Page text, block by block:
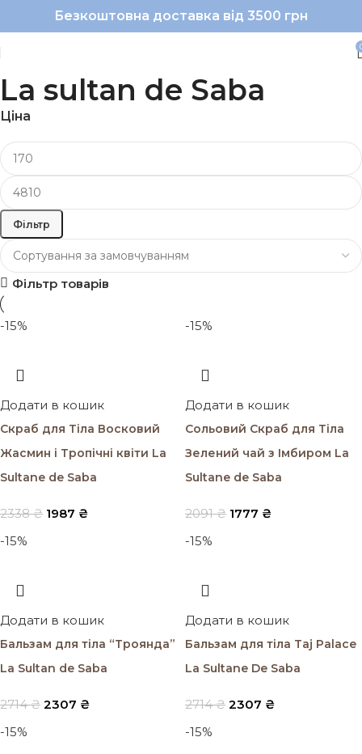
Безкоштовна доставка від 3500 грн
La sultan de Saba
Ціна
Фільтр
Фільтр товарів
-15%
Додати в кошик
Cкраб для Тіла Восковий
Жасмин і Тропічні квіти La
Sultane de Saba
2338₴ 1987 ₴
-15%
Додати в кошик
Cольовий Cкраб для Тіла
Зелений чай з Імбиром La
Sultane de Saba
2091₴ 1777 ₴
-15%
Додати в кошик
Бальзам для тіла “Троянда”
La Sultan de Saba
2714₴ 2307 ₴
-15%
Додати в кошик
Бальзам для тіла Taj Palace
La Sultane De Saba
2714₴ 2307 ₴
-15%
-15%